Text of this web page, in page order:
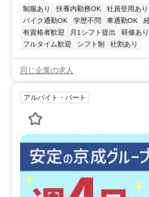
制服あり 扶養内勤務OK 社員登用あり
バイク通勤OK
学歴不問 車通勤OK
有資格者歓迎
月1シフト提出 研修あり
フルタイム歓迎
シフト制 社割あり
同じ企業の求人
アルバイト・パート